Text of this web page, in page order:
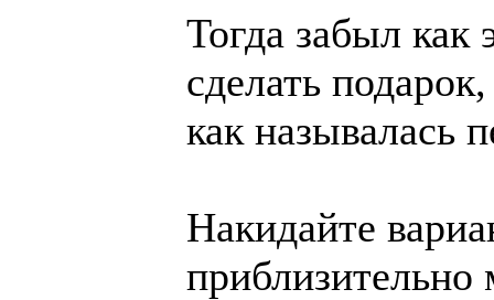
Тогда забыл как
сделать
как называлась
Накидайте